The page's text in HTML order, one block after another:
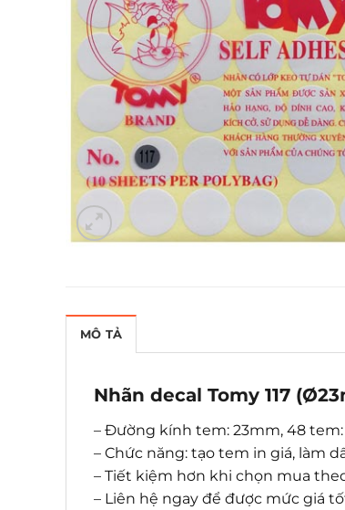
MÔ TẢ
Nhãn decal Tomy 117
– Đường kính tem: 23mm, 48
– Chức năng: tạo tem in giá, làm
– Tiết kiệm hơn khi chọn mua
– Liên hệ ngay để được mức giá